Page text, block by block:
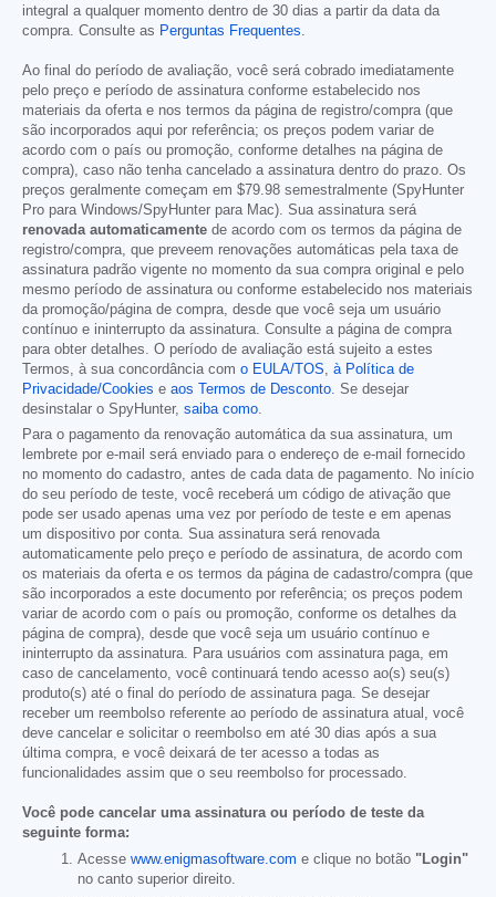
integral a qualquer momento dentro de 30 dias a partir da data da
compra. Consulte as Perguntas Frequentes
Ao final do período de avaliação, você será cobrado imediatamente
pelo preço e período de assinatura conforme estabelecido nos
materiais da oferta e nos termos da página de registro/compra (que
são incorporados aqui por referência; os preços podem variar de
acordo com o país ou promoção, conforme detalhes na página de
compra), caso não tenha cancelado a assinatura dentro do prazo. Os
preços geralmente começam em $79.98 semestralmente (SpyHunter
Pro para Windows/SpyHunter para Mac). Sua assinatura será
renovada automaticamente de acordo com os termos da página de
registro/compra, que preveem renovações automáticas pela taxa de
assinatura padrão vigente no momento da sua compra original e pelo
mesmo período de assinatura ou conforme estabelecido nos materiais
da promoção/página de compra, desde que você seja um usuário
contínuo e ininterrupto da assinatura. Consulte a página de compra
para obter detalhes. O período de avaliação está sujeito a estes
Termos, à sua concordância com o EULA/TOS
à Política de
Privacidade/Cookies e aos Termos de Desconto . Se desejar
desinstalar o SpyHunter, saiba como
Para o pagamento da renovação automática da sua assinatura, um
lembrete por e-mail será enviado para o endereço de e-mail fornecido
no momento do cadastro, antes de cada data de pagamento. No início
do seu período de teste, você receberá um código de ativação que
pode ser usado apenas uma vez por período de teste e em apenas
um dispositivo por conta. Sua assinatura será renovada
automaticamente pelo preço e período de assinatura, de acordo com
os materiais da oferta e os termos da página de cadastro/compra (que
são incorporados a este documento por referência; os preços podem
variar de acordo com o país ou promoção, conforme os detalhes da
página de compra), desde que você seja um usuário contínuo e
ininterrupto da assinatura. Para usuários com assinatura paga, em
caso de cancelamento, você continuará tendo acesso ao(s) seu(s)
produto(s) até o final do período de assinatura paga. Se desejar
receber um reembolso referente ao período de assinatura atual, você
deve cancelar e solicitar o reembolso em até 30 dias após a sua
última compra, e você deixará de ter acesso a todas as
funcionalidades assim que o seu reembolso for processado.
Você pode cancelar uma assinatura ou período de teste da
seguinte forma:
Acesse www.enigmasoftware.com e clique no botão "Login"
no canto superior direito.